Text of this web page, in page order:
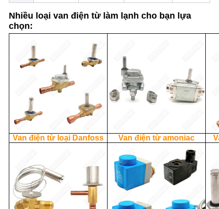
Nhiều loại van điện từ làm lạnh cho bạn lựa
chọn:
Van điện từ loại Danfoss Van điện từ amoniac